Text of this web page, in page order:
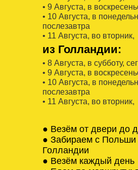
• 9 Августa, в
• 10 Августa, в
послезавтра
• 11 Августa, во вторник,
из Голландии:
• 8 Августa, в субботу,
• 9 Августa, в
• 10 Августa, в
послезавтра
• 11 Августa, во вторник,
● Везём от двери до
● Забираем с Польши
Голландии
● Везём каждый день